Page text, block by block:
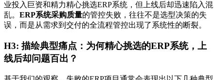
业投入巨资和精力精心挑选ERP系统，但上线后却迅速陷入混
乱。 ERP系统采购质量的管控失败，往往不是选型决策的失
误，而是从需求到交付的全流程管控出现了系统性的断裂。
H3: 描绘典型痛点：为何精心挑选的ERP系统，上
线后却问题百出？